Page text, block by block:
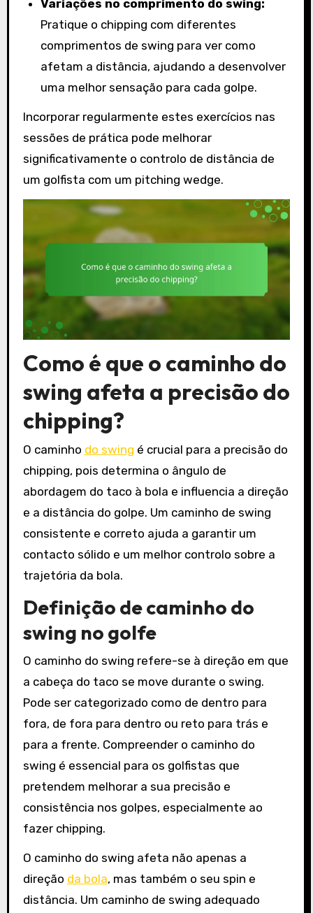
Variações no comprimento do swing:
Pratique o chipping com diferentes
comprimentos de swing para ver como
afetam a distância, ajudando a desenvolver
uma melhor sensação para cada golpe.
Incorporar regularmente estes exercícios nas
sessões de prática pode melhorar
significativamente o controlo de distância de
um golfista com um pitching wedge.
Como é que o caminho do
swing afeta a precisão do
chipping?
O caminho do swing é crucial para a precisão do
chipping, pois determina o ângulo de
abordagem do taco à bola e influencia a direção
e a distância do golpe. Um caminho de swing
consistente e correto ajuda a garantir um
contacto sólido e um melhor controlo sobre a
trajetória da bola.
Definição de caminho do
swing no golfe
O caminho do swing refere-se à direção em que
a cabeça do taco se move durante o swing.
Pode ser categorizado como de dentro para
fora, de fora para dentro ou reto para trás e
para a frente. Compreender o caminho do
swing é essencial para os golfistas que
pretendem melhorar a sua precisão e
consistência nos golpes, especialmente ao
fazer chipping.
O caminho do swing afeta não apenas a
direção da bola, mas também o seu spin e
distância. Um caminho de swing adequado